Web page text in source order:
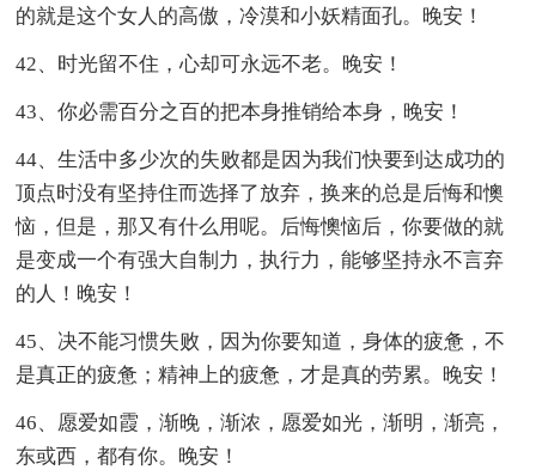
的就是这个女人的高傲，冷漠和小妖精面孔。晚安！
42、时光留不住，心却可永远不老。晚安！
43、你必需百分之百的把本身推销给本身，晚安！
44、生活中多少次的失败都是因为我们快要到达成功的
顶点时没有坚持住而选择了放弃，换来的总是后悔和懊
恼，但是，那又有什么用呢。后悔懊恼后，你要做的就
是变成一个有强大自制力，执行力，能够坚持永不言弃
的人！晚安！
45、决不能习惯失败，因为你要知道，身体的疲惫，不
是真正的疲惫；精神上的疲惫，才是真的劳累。晚安！
46、愿爱如霞，渐晚，渐浓，愿爱如光，渐明，渐亮，
东或西，都有你。晚安！